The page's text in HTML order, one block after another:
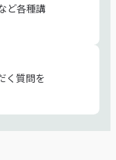
ど各種講
く質問を